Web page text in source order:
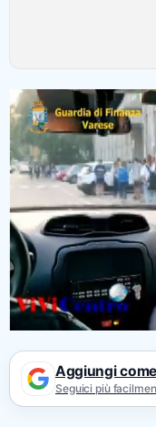
Aggiungi
Seguici più